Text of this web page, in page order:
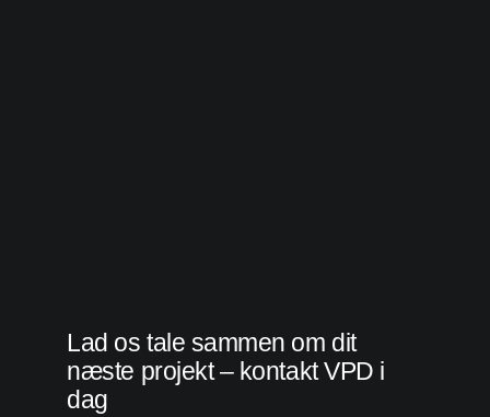
Lad os tale sammen om dit
næste projekt – kontakt VPD i
dag